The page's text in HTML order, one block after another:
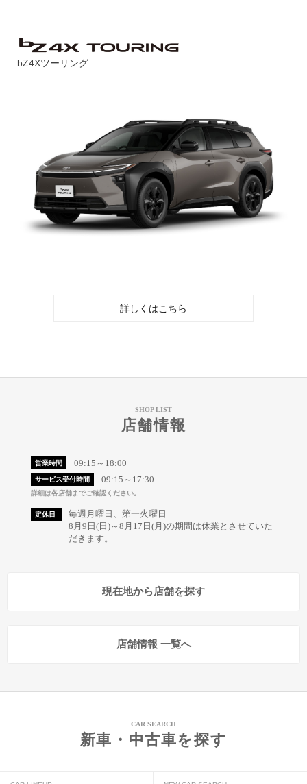
bZ4Xツーリング
詳しくはこちら
SHOP LIST
店舗情報
営業時間 09:15～18:00
サービス受付時間 09:15～17:30
詳細は各店舗までご確認ください。
定休日
毎週月曜日、第一火曜日
8月9日(日)～8月17日(月)の期間は休業とさせていた
だきます。
現在地から店舗を探す
店舗情報 一覧へ
CAR SEARCH
新車・中古車を探す